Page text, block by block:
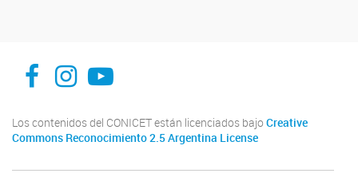
facebook
instagram
Youtube
Los contenidos del CONICET están licenciados bajo Creative
Commons Reconocimiento 2.5 Argentina License